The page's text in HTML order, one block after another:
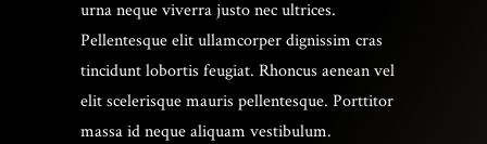
urna neque viverra justo nec ultrices.
Pellentesque elit ullamcorper dignissim cras
tincidunt lobortis feugiat. Rhoncus aenean vel
elit scelerisque mauris pellentesque. Porttitor
massa id neque aliquam vestibulum.